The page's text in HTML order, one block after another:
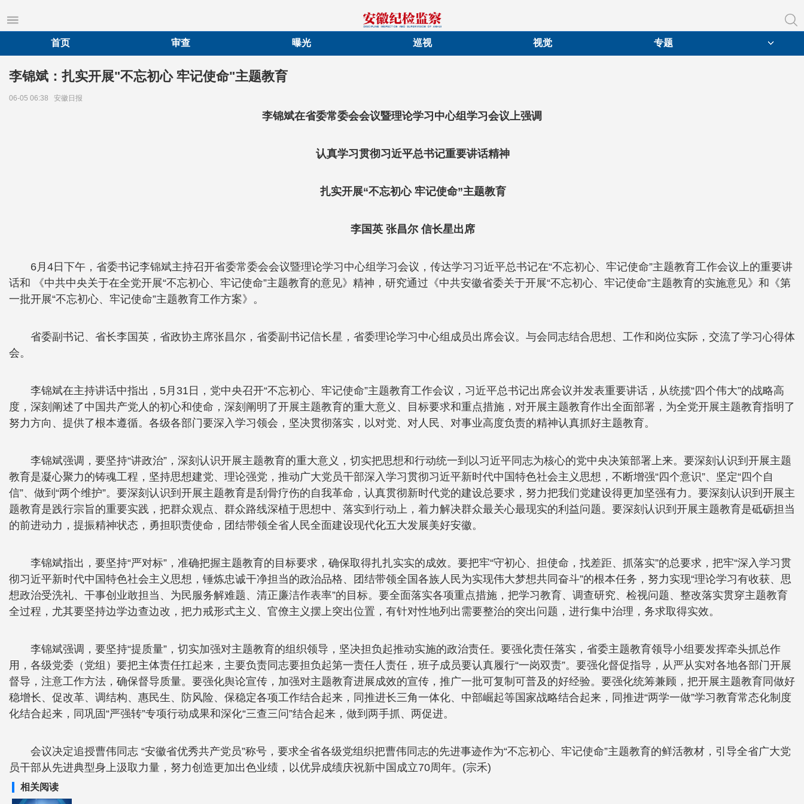
首页
审查 曝光 巡视 视觉 专题
李锦斌：扎实开展"不忘初心 牢记使命"主题教育
06-05 06:38 安徽日报
李锦斌在省委常委会会议暨理论学习中心组学习会议上强调
认真学习贯彻习近平总书记重要讲话精神
扎实开展“不忘初心 牢记使命”主题教育
李国英 张昌尔 信长星出席
6月4日下午，省委书记李锦斌主持召开省委常委会会议暨理论学习中心组学习会议，传达学习习近平总书记在“不忘初心、牢记使命”主题教育工作会议上的重要讲
话和 《中共中央关于在全党开展“不忘初心、牢记使命”主题教育的意见》精神，研究通过《中共安徽省委关于开展“不忘初心、牢记使命”主题教育的实施意见》和《第
一批开展“不忘初心、牢记使命”主题教育工作方案》。
省委副书记、省长李国英，省政协主席张昌尔，省委副书记信长星，省委理论学习中心组成员出席会议。与会同志结合思想、工作和岗位实际，交流了学习心得体
会。
李锦斌在主持讲话中指出，5月31日，党中央召开“不忘初心、牢记使命”主题教育工作会议，习近平总书记出席会议并发表重要讲话，从统揽“四个伟大”的战略高
度，深刻阐述了中国共产党人的初心和使命，深刻阐明了开展主题教育的重大意义、目标要求和重点措施，对开展主题教育作出全面部署，为全党开展主题教育指明了
努力方向、提供了根本遵循。各级各部门要深入学习领会，坚决贯彻落实，以对党、对人民、对事业高度负责的精神认真抓好主题教育。
李锦斌强调，要坚持“讲政治”，深刻认识开展主题教育的重大意义，切实把思想和行动统一到以习近平同志为核心的党中央决策部署上来。要深刻认识到开展主题
教育是凝心聚力的铸魂工程，坚持思想建党、理论强党，推动广大党员干部深入学习贯彻习近平新时代中国特色社会主义思想，不断增强“四个意识”、坚定“四个自
信”、做到“两个维护”。要深刻认识到开展主题教育是刮骨疗伤的自我革命，认真贯彻新时代党的建设总要求，努力把我们党建设得更加坚强有力。要深刻认识到开展主
题教育是践行宗旨的重要实践，把群众观点、群众路线深植于思想中、落实到行动上，着力解决群众最关心最现实的利益问题。要深刻认识到开展主题教育是砥砺担当
的前进动力，提振精神状态，勇担职责使命，团结带领全省人民全面建设现代化五大发展美好安徽。
李锦斌指出，要坚持“严对标”，准确把握主题教育的目标要求，确保取得扎扎实实的成效。要把牢“守初心、担使命，找差距、抓落实”的总要求，把牢“深入学习贯
彻习近平新时代中国特色社会主义思想，锤炼忠诚干净担当的政治品格、团结带领全国各族人民为实现伟大梦想共同奋斗”的根本任务，努力实现“理论学习有收获、思
想政治受洗礼、干事创业敢担当、为民服务解难题、清正廉洁作表率”的目标。要全面落实各项重点措施，把学习教育、调查研究、检视问题、整改落实贯穿主题教育
全过程，尤其要坚持边学边查边改，把力戒形式主义、官僚主义摆上突出位置，有针对性地列出需要整治的突出问题，进行集中治理，务求取得实效。
李锦斌强调，要坚持“提质量”，切实加强对主题教育的组织领导，坚决担负起推动实施的政治责任。要强化责任落实，省委主题教育领导小组要发挥牵头抓总作
用，各级党委（党组）要把主体责任扛起来，主要负责同志要担负起第一责任人责任，班子成员要认真履行“一岗双责”。要强化督促指导，从严从实对各地各部门开展
督导，注意工作方法，确保督导质量。要强化舆论宣传，加强对主题教育进展成效的宣传，推广一批可复制可普及的好经验。要强化统筹兼顾，把开展主题教育同做好
稳增长、促改革、调结构、惠民生、防风险、保稳定各项工作结合起来，同推进长三角一体化、中部崛起等国家战略结合起来，同推进“两学一做”学习教育常态化制度
化结合起来，同巩固“严强转”专项行动成果和深化“三查三问”结合起来，做到两手抓、两促进。
会议决定追授曹伟同志 “安徽省优秀共产党员”称号，要求全省各级党组织把曹伟同志的先进事迹作为“不忘初心、牢记使命”主题教育的鲜活教材，引导全省广大党
员干部从先进典型身上汲取力量，努力创造更加出色业绩，以优异成绩庆祝新中国成立70周年。(宗禾)
相关阅读